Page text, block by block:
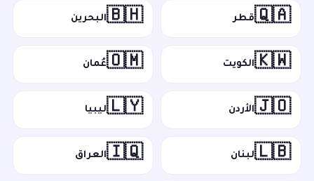
🇶🇦قطر 🇧🇭البحرين
🇰🇼الكويت 🇴🇲عُمان
🇯🇴الأردن 🇱🇾ليبيا
🇱🇧لبنان 🇮🇶العراق